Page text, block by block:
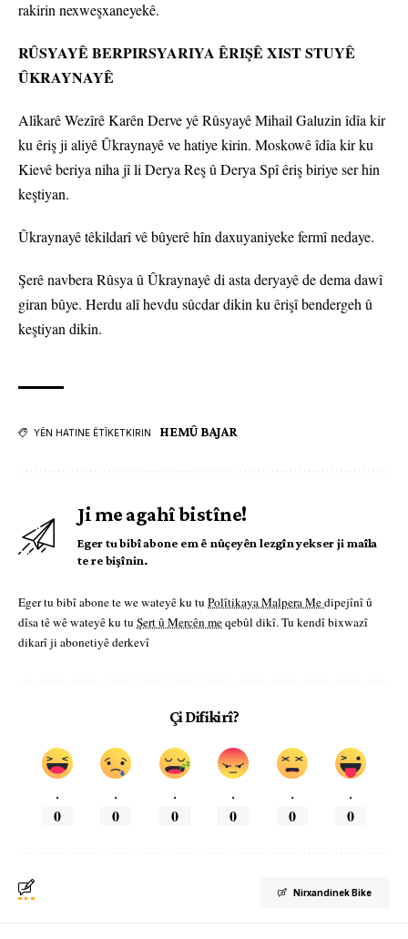
rakirin nexweşxaneyekê.
RÛSYAYÊ BERPIRSYARIYA ÊRIŞÊ XIST STUYÊ
ÛKRAYNAYÊ
Alîkarê Wezîrê Karên Derve yê Rûsyayê Mihail Galuzin îdîa kir
ku êriş ji aliyê Ûkraynayê ve hatiye kirin. Moskowê îdîa kir ku
Kievê beriya niha jî li Derya Reş û Derya Spî êriş biriye ser hin
keştiyan.
Ûkraynayê têkildarî vê bûyerê hîn daxuyaniyeke fermî nedaye.
Şerê navbera Rûsya û Ûkraynayê di asta deryayê de dema dawî
giran bûye. Herdu alî hevdu sûcdar dikin ku êrişî bendergeh û
keştiyan dikin.
YÊN HATINE ÊTÎKETKIRIN HEMÛ BAJAR
Ji me agahî bistîne!
Eger tu bibî abone em ê nûçeyên lezgîn yekser ji maîla
te re bişînin.
Eger tu bibî abone te we wateyê ku tu Polîtikaya Malpera Medipejînî û
dîsa tê wê wateyê ku tu Şert û Mercên meqebûl dikî. Tu kendî bixwazî
dikarî ji abonetiyê derkevî
Çi Difikirî?
.
0
.
0
.
0
.
0
.
0
.
0
Nirxandinek Bike